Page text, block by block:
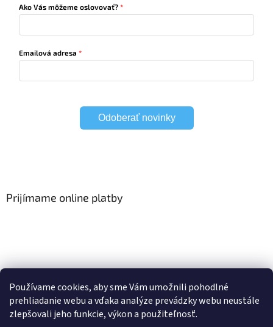
Používame cookies, aby sme Vám umožnili pohodlné
prehliadanie webu a vďaka analýze prevádzky webu neustále
zlepšovali jeho funkcie, výkon a použiteľnosť.
Ako Vás môžeme oslovovať?
Emailová adresa
Odoberať novinky
Prijímame online platby